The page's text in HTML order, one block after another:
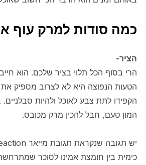
כמה סודות למרק עוף
הציר-
הרי בסוף הכל תלוי בציר שלכם. הוא חייב
הטעות הנפוצה היא לא לצרוב מספיק
הקפידו לתת צבע לאוכל ולהיות סבלניים.
המון טעם, חבל להכין מרק מכובס.
כימית בין חומצת אמינו לסוכר